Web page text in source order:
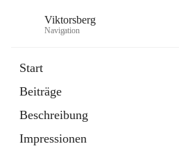
Viktorsberg
Navigation
Start
Beiträge
Beschreibung
Impressionen